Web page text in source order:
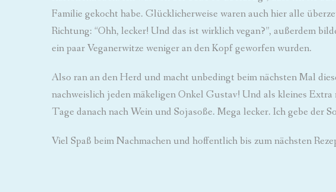
Familie gekocht habe. Glücklicherweise waren auch hier alle
Richtung: “Ohh, lecker! Und das ist wirklich vegan?”, außerdem
ein paar Veganerwitze weniger an den Kopf geworfen wurden.
Also ran an den Herd und macht unbedingt beim nächsten Mal
nachweislich jeden mäkeligen Onkel Gustav! Und als kleines
Tage danach nach Wein und Sojasoße. Mega lecker. Ich gebe der
Viel Spaß beim Nachmachen und hoffentlich bis zum nächsten